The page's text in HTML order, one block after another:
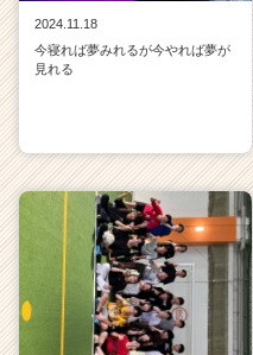
2024.11.18
今寝れば夢みれるが今やれば夢が
見れる